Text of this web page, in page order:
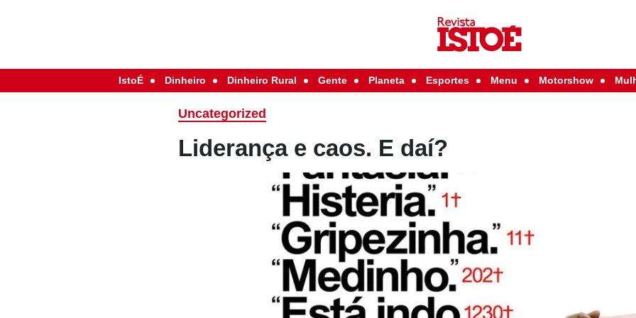
IstoÉ Dinheiro Dinheiro Rural Gente Planeta Esportes Menu Motorshow
Uncategorized
Liderança e caos. E daí?